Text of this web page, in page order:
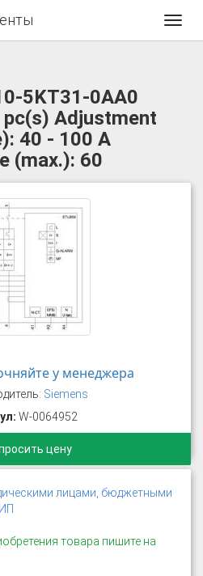
5KT31-0AA0
Adjustment
40 - 100 A
(max.): 60
у менеджера
Siemens
W-0064952
цену
лицами, бюджетными
товара пишите на